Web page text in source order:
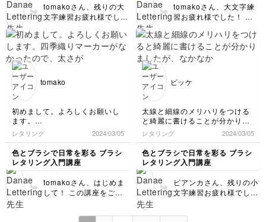
tomakoさん、残りの大
文字練習お疲れ様でし
ッシュペンで細い線を書
きながらループするの
は、丸芯マーカーと違っ
いのブラッシュペンの穂
のサイズを小さく書いた
り、大きく書いたりして
える文字サイズで書いて
いけば苦手部分が少し減
っていくと思います👍✨
応援していますので引き
続き練習を楽しんでくだ
さいね🥰
tomakoさん、大文字練
習お疲れ様でした！ ス
動くので最初はなぞり練
習だけでももちろんOK
です！👍 ディセンダー
穂先と同じ進行方向で書
く部分があるので難しい
もしれません(左利きの
場合、アセンダーループ
が難しいと仰る方もいら
っしゃいます)。 ディセ
ンダーループを綺麗に書
くコツは、ダウンすると
きにほんのりカーブしな
がら書くとループに入り
やすいのと、ループに入
る少し前から徐々に筆圧
ゼロにしていくと細い線
tomako
初めまして。よろしくお願いし
ます。
四季織りマーカーがなかったの
で、太さが近いマイルドライナ
ーで描きました。アップやニョ
ロニョロを描くとき、腕がプル
プルしてしまいますが、練習し
てゆくしかないですね💦
レタリング 2024/03/05
色とブラシで日常を彩る ブラシ
レタリング入門講座
tomakoさん、はじめま
して！ この講座をご受
ピッケ
太線と細線のメリハリをつける
と綺麗に書けることが分かりま
したが、なかなか難しいですね
😅
四季織マーカーとマイルドライ
ナーの筆先の硬さにも違いがあ
りますね
小文字の練習が一通り終わりま
した。難しいところもありまし
たが楽しかったです😄
レタリング 2024/03/05
色とブラシで日常を彩る ブラシ
レタリング入門講座
ビアンカさん、残りの小
文字練習お疲れ様でし